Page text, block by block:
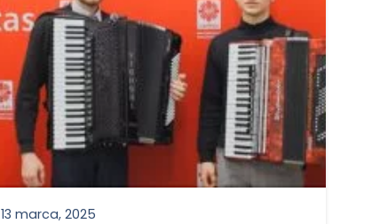
13 marca, 2025